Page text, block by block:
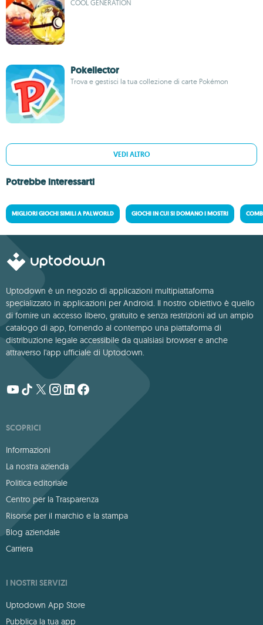
COOL GENERATION
Pokellector
Trova e gestisci la tua collezione di carte Pokémon
VEDI ALTRO
Potrebbe interessarti
MIGLIORI GIOCHI SIMILI A PALWORLD GIOCHI IN CUI SI DOMANO I MOSTRI
Uptodown è un negozio di applicazioni multipiattaforma
specializzato in applicazioni per Android. Il nostro obiettivo è quello
di fornire un accesso libero, gratuito e senza restrizioni ad un ampio
catalogo di app, fornendo al contempo una piattaforma di
distribuzione legale accessibile da qualsiasi browser e anche
attraverso l'app ufficiale di Uptodown.
SCOPRICI
Informazioni
La nostra azienda
Politica editoriale
Centro per la Trasparenza
Risorse per il marchio e la stampa
Blog aziendale
Carriera
I NOSTRI SERVIZI
Uptodown App Store
Pubblica la tua app